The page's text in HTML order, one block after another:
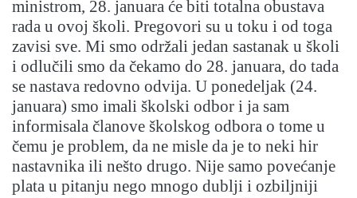
ministrom, 28. januara će biti totalna obustava
rada u ovoj školi. Pregovori su u toku i od toga
zavisi sve. Mi smo održali jedan sastanak u školi
i odlučili smo da čekamo do 28. januara, do tada
se nastava redovno odvija. U ponedeljak (24.
januara) smo imali školski odbor i ja sam
informisala članove školskog odbora o tome u
čemu je problem, da ne misle da je to neki hir
nastavnika ili nešto drugo. Nije samo povećanje
plata u pitanju nego mnogo dublji i ozbiljniji